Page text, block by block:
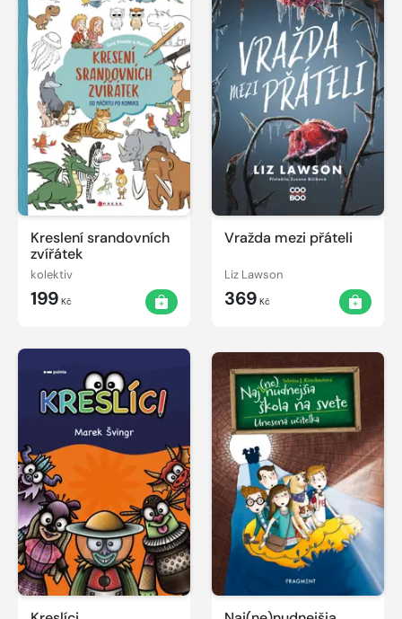
Kreslení srandovních
zvířátek
kolektiv
199 Kč
Vražda mezi přáteli
Liz Lawson
369 Kč